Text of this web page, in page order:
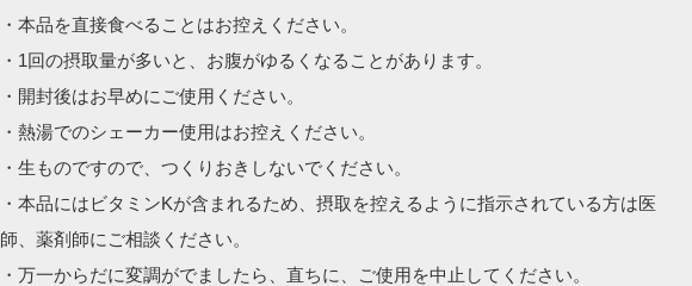
・本品を直接食べることはお控えください。
・1回の摂取量が多いと、お腹がゆるくなることがあります。
・開封後はお早めにご使用ください。
・熱湯でのシェーカー使用はお控えください。
・生ものですので、つくりおきしないでください。
・本品にはビタミンKが含まれるため、摂取を控えるように指示されている方は医
師、薬剤師にご相談ください。
・万一からだに変調がでましたら、直ちに、ご使用を中止してください。